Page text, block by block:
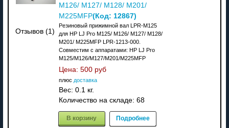
Отзывов (1)
M126/ M127/ M128/ M201/
M225MFP(Код: 12867)
Резиновый прижимной вал LPR-M125
для HP LJ Pro M125/ M126/ M127/ M128/
M201/ M225MFP LPR-1213-000.
Совместим с аппаратами: НР LJ Pro
M125/M126/M127/M201/M225MFP
Цена: 500 руб
плюс доставка
Вес: 0.1 кг.
Количество на складе: 68
В корзину Подробнее